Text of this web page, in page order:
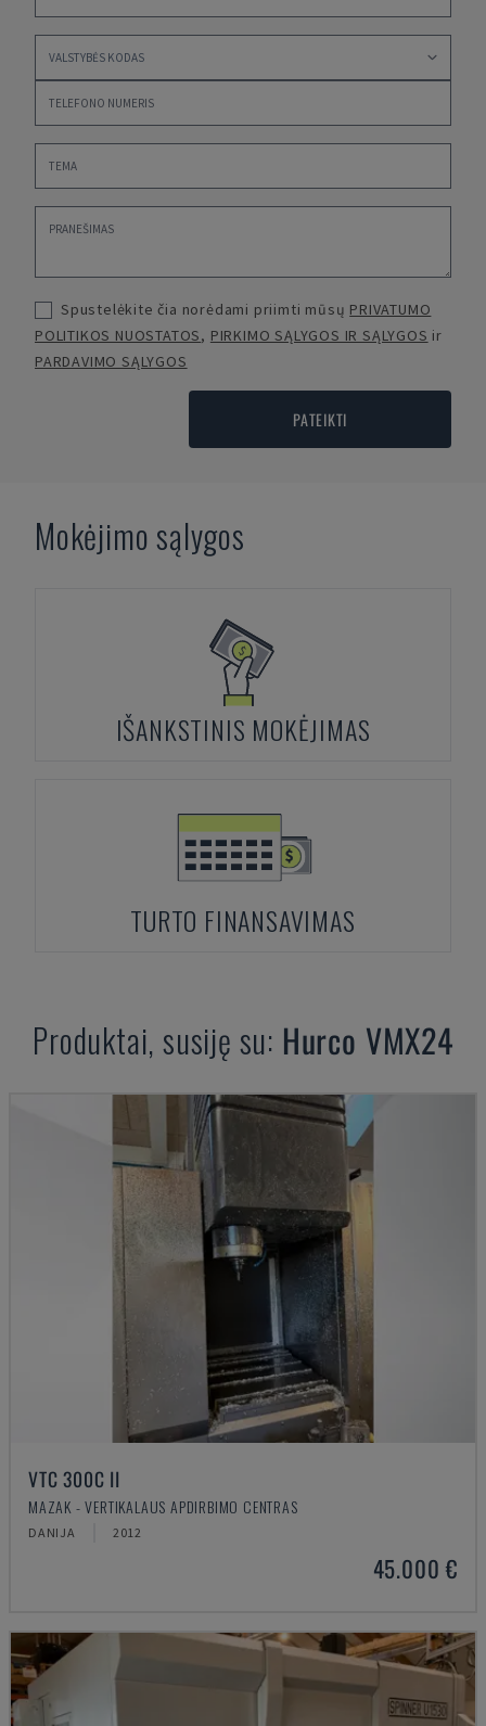
Spustelėkite čia norėdami priimti mūsų PRIVATUMO
POLITIKOS NUOSTATOS, PIRKIMO SĄLYGOS IR SĄLYGOS ir
PARDAVIMO SĄLYGOS
PATEIKTI
Mokėjimo sąlygos
IŠANKSTINIS MOKĖJIMAS
TURTO FINANSAVIMAS
Produktai, susiję su: Hurco VMX24
VTC 300C II
MAZAK - VERTIKALAUS APDIRBIMO CENTRAS
DANIJA 2012
45.000 €